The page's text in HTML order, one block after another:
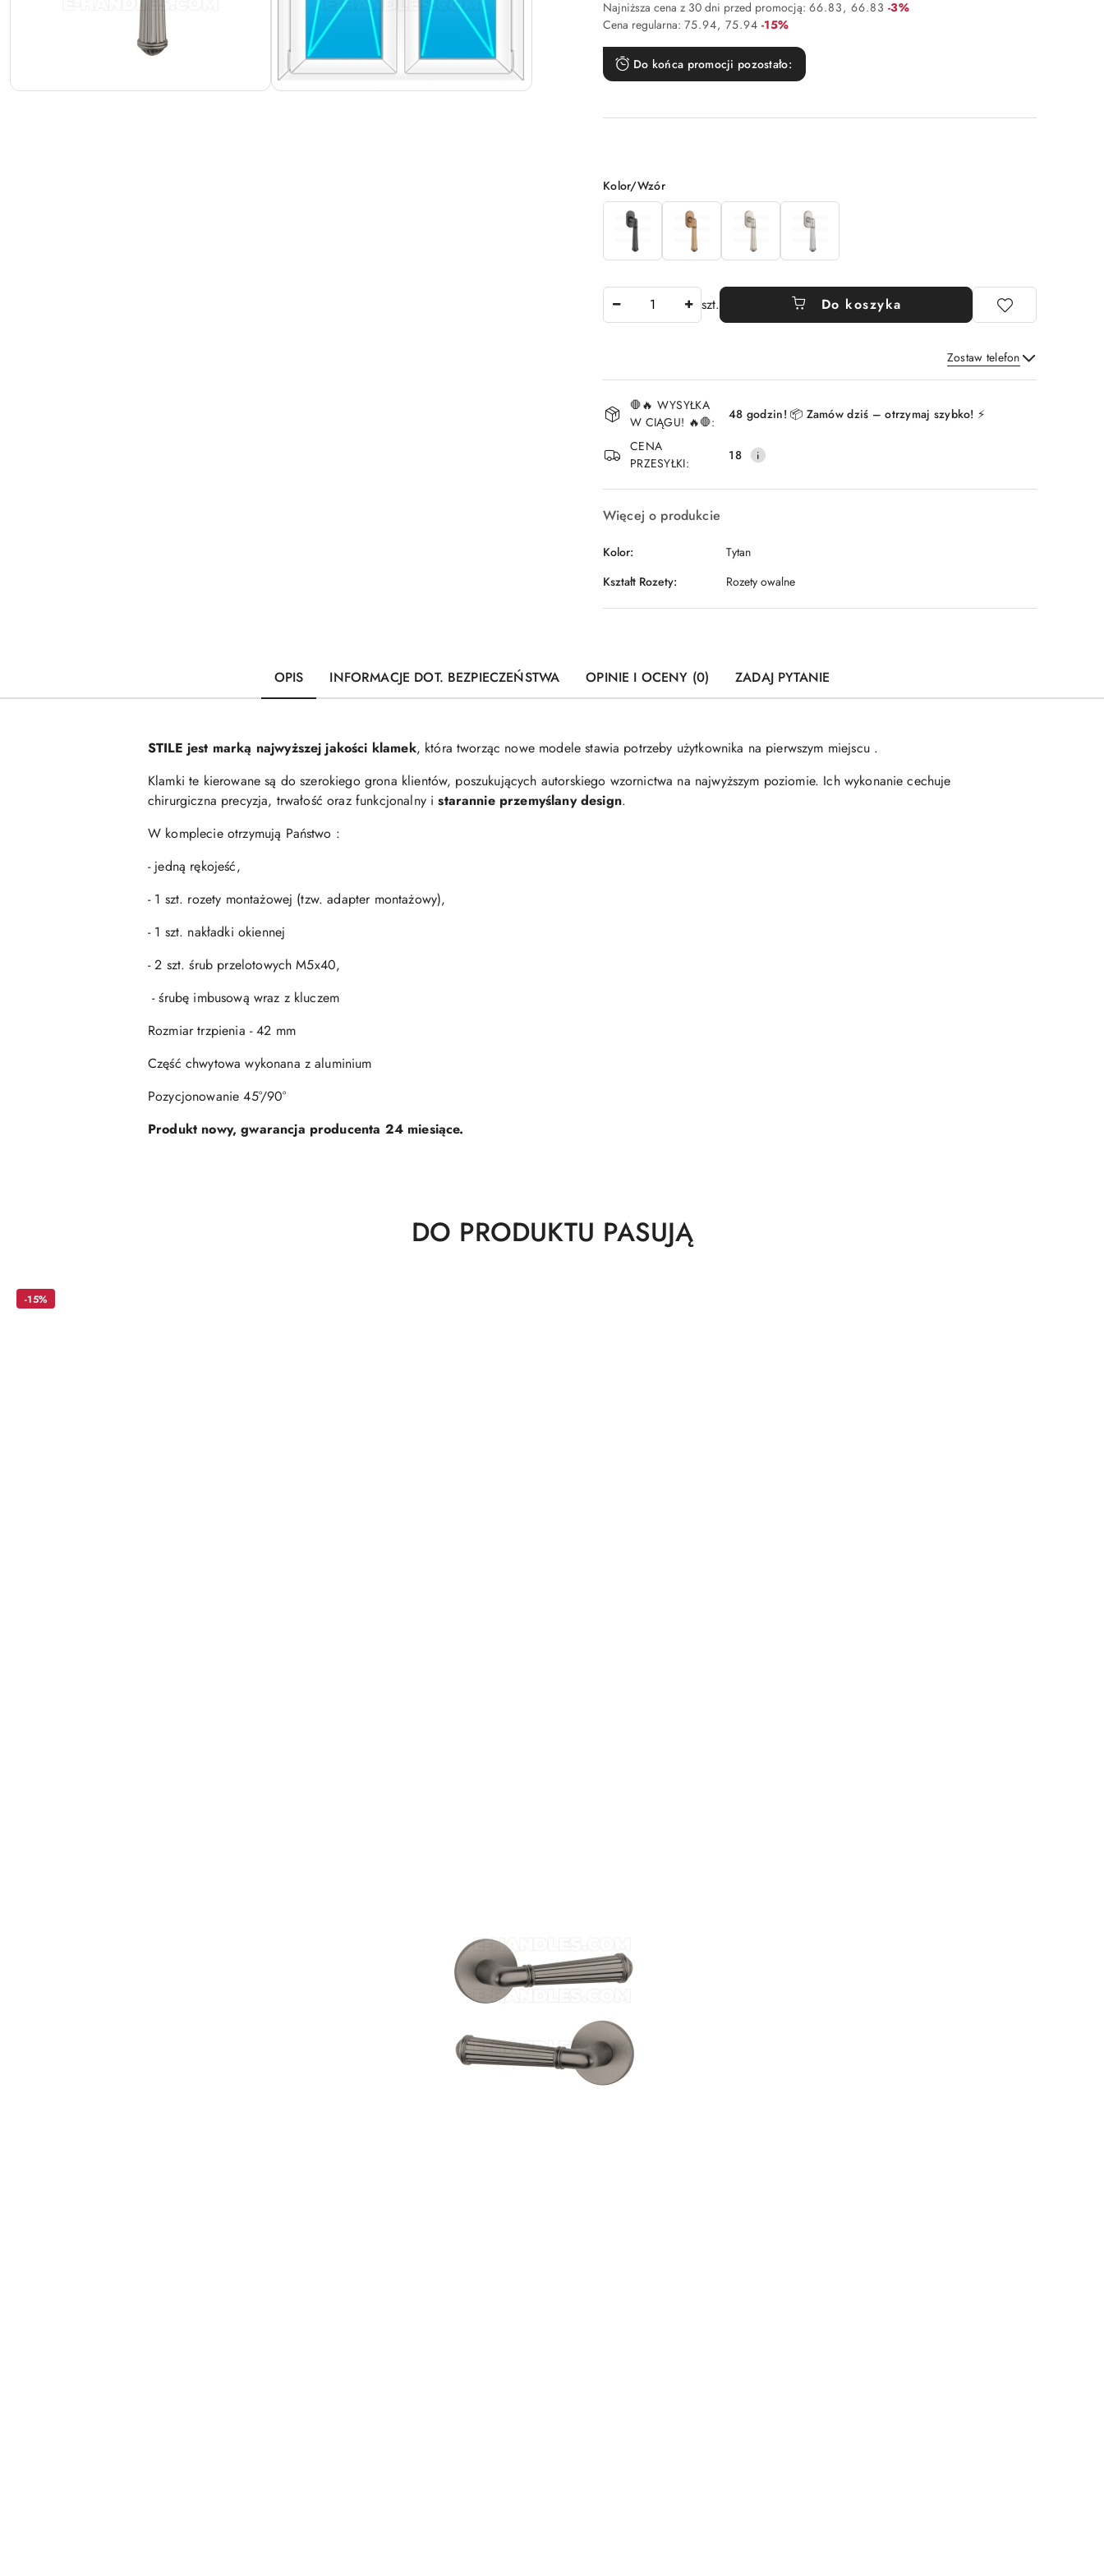
Najniższa cena z 30 dni przed promocją: 66.83 66.83 Rabat:
-3%
Cena regularna: 75.94 75.94 Rabat:
-15%
Do końca promocji pozostało:
Wariant
Kolor/Wzór
szt. Do koszyka
Zostaw telefon
Wyślij
Dostępność
i
dostawa
🛑🔥 WYSYŁKA
W CIĄGU! 🔥🛑:
48 godzin! 📦 Zamów dziś – otrzymaj szybko! ⚡
CENA
PRZESYŁKI:
18
Więcej o produkcie
Kolor:
Tytan
Kształt Rozety:
Rozety owalne
OPIS INFORMACJE DOT. BEZPIECZEŃSTWA OPINIE I OCENY (0) ZADAJ PYTANIE
STILE jest marką najwyższej jakości klamek, która tworząc nowe modele stawia potrzeby użytkownika na pierwszym miejscu .
Klamki te kierowane są do szerokiego grona klientów, poszukujących autorskiego wzornictwa na najwyższym poziomie. Ich wykonanie cechuje
chirurgiczna precyzja, trwałość oraz funkcjonalny i starannie przemyślany design.
W komplecie otrzymują Państwo :
- jedną rękojeść,
- 1 szt. rozety montażowej (tzw. adapter montażowy),
- 1 szt. nakładki okiennej
- 2 szt. śrub przelotowych M5x40,
- śrubę imbusową wraz z kluczem
Rozmiar trzpienia - 42 mm
Część chwytowa wykonana z aluminium
Pozycjonowanie 45°/90°
Produkt nowy, gwarancja producenta 24 miesiące.
Produkty
DO PRODUKTU PASUJĄ
-15%